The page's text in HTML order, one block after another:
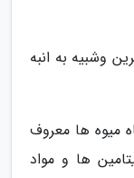
وشبیه به انبه
میوه ها معروف
ها و مواد